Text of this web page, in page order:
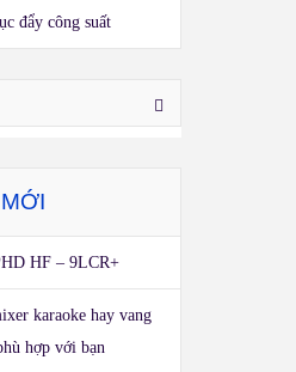
đẩy công suất
HF – 9LCR+
karaoke hay vang
hợp với bạn